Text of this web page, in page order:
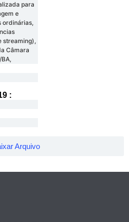
para
e
ordinárias,
streaming),
Câmara
:​
Arquivo